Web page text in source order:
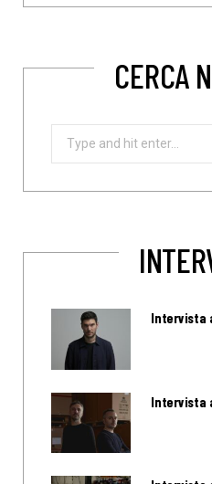
CERCA
Search
Intervista
Intervista